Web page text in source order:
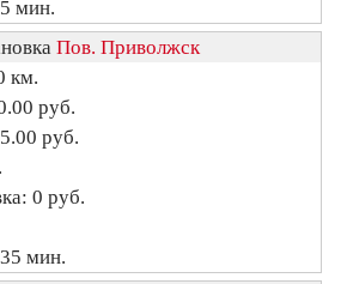
мин.
Пов. Приволжск
км.
руб.
руб.
0 руб.
мин.